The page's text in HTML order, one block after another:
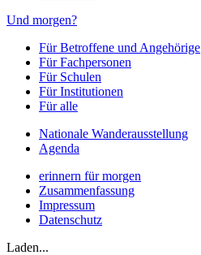
Und morgen?
Für Betroffene und Angehörige
Für Fachpersonen
Für Schulen
Für Institutionen
Für alle
Nationale Wanderausstellung
Agenda
erinnern für morgen
Zusammenfassung
Impressum
Datenschutz
Laden...